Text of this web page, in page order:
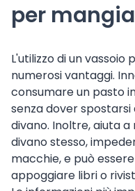
per
L'utilizzo di un
numerosi vantaggi.
consumare un pasto
senza dover spostarsi
divano. Inoltre, aiuta
divano stesso,
macchie, e può
appoggiare libri o